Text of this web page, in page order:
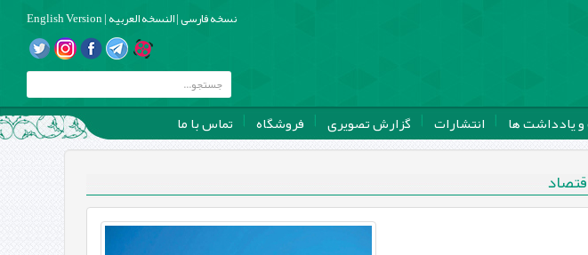
نسخه فارسی|النسخه العربیه|
English Version
و یادداشت ها انتشارات گزارش تصویری فروشگاه تماس با ما